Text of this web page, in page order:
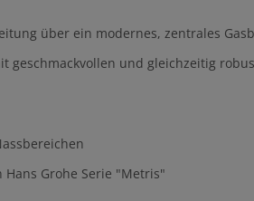
über ein modernes, zentrales
geschmackvollen und gleichzeitig
Grohe Serie "Metris"